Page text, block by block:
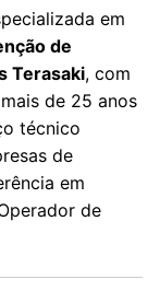
em
de
Terasaki, com
de 25 anos
técnico
de
em
de